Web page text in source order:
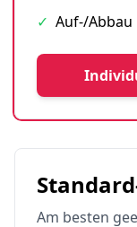
✓ Auf-/Abbau
Am besten